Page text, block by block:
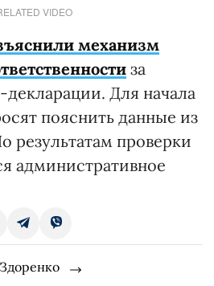
VIDEO
механизм
за
Для начала
пояснить данные из
результатам проверки
административное